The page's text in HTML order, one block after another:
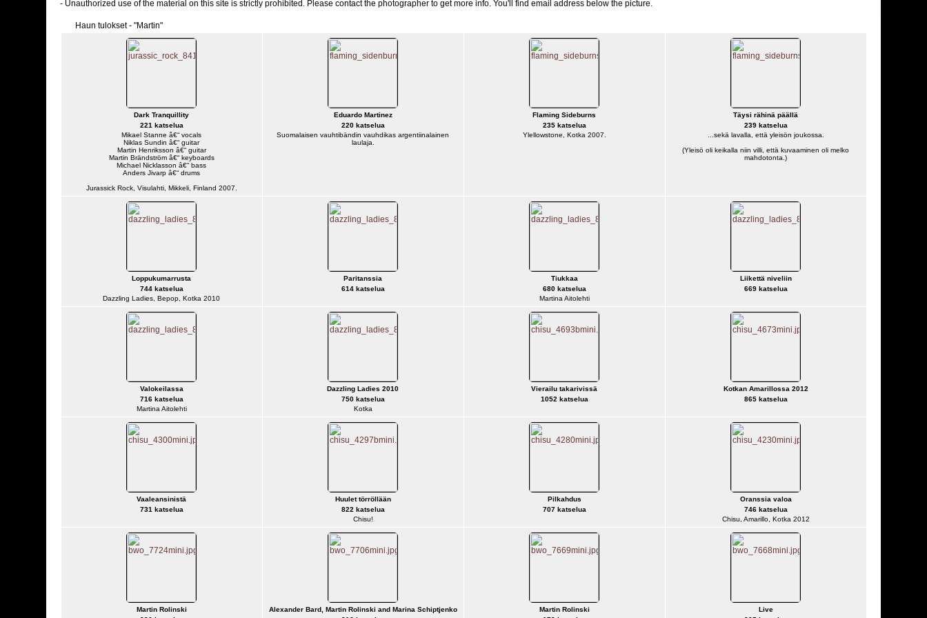
- Unauthorized use of the material on this site is strictly prohibited. Please contact the photographer to get more info. You'll find email address below the picture.
Haun tulokset - "Martin"
Dark Tranquillity
221 katselua
Mikael Stanne â€“ vocals
Niklas Sundin â€“ guitar
Martin Henriksson â€“ guitar
Martin Brändström â€“ keyboards
Michael Nicklasson â€“ bass
Anders Jivarp â€“ drums
Jurassick Rock, Visulahti, Mikkeli, Finland 2007.
Eduardo Martinez
220 katselua
Suomalaisen vauhtibändin vauhdikas argentiinalainen
laulaja.
Flaming Sideburns
235 katselua
Ylellowstone, Kotka 2007.
Täysi rähinä päällä
239 katselua
...sekä lavalla, että yleisön joukossa.
(Yleisö oli keikalla niin villi, että kuvaaminen oli melko
mahdotonta.)
Loppukumarrusta
744 katselua
Dazzling Ladies, Bepop, Kotka 2010
Paritanssia
614 katselua
Tiukkaa
680 katselua
Martina Aitolehti
Liikettä niveliin
669 katselua
Valokeilassa
716 katselua
Martina Aitolehti
Dazzling Ladies 2010
750 katselua
Kotka
Vierailu takarivissä
1052 katselua
Kotkan Amarillossa 2012
865 katselua
Vaaleansinistä
731 katselua
Huulet törröllään
822 katselua
Chisu!
Pilkahdus
707 katselua
Oranssia valoa
746 katselua
Chisu, Amarillo, Kotka 2012
Martin Rolinski
Alexander Bard, Martin Rolinski and Marina Schiptjenko
Martin Rolinski
Live